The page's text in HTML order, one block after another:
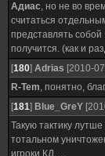
Адиас, но не во
считаться
представлять
получится. (как и
[180] Adrias [2010-
R-Tem, понятно,
[181] Blue_GreY
Такую тактику
тотальном
игроки КД.....